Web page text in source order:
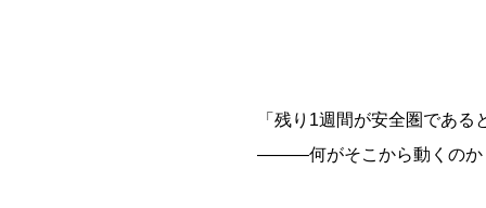
「残り1週間が安全圏である
―――何がそこから動くのか